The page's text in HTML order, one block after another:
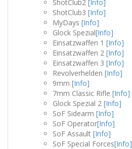
ShotClub2 [Info]
ShotClub3 [Info]
MyDays [Info]
Glock Spezial[Info]
Einsatzwaffen 1 [Info]
Einsatzwaffen 2 [Info]
Einsatzwaffen 3 [Info]
Revolverhelden [Info]
9mm [Info]
7mm Classic Rifle [Info]
Glock Spezial 2 [Info]
SoF Sidearm [Info]
SoF Operator[Info]
SoF Assault [Info]
SoF Special Forces[Info]